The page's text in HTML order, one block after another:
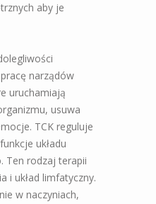
aby je
narządów
uruchamiają
usuwa
TCK reguluje
układu
Ten rodzaj terapii
i układ limfatyczny.
w naczyniach,